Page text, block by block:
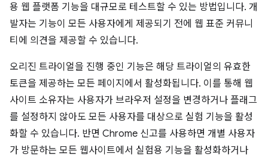
용 웹 플랫폼 기능을 대규모로 테스트할 수 있는 방법입니다. 개
발자는 기능이 모든 사용자에게 제공되기 전에 웹 표준 커뮤니
티에 의견을 제공할 수 있습니다.
오리진 트라이얼을 진행 중인 기능은 해당 트라이얼의 유효한
토큰을 제공하는 모든 페이지에서 활성화됩니다. 이를 통해 웹
사이트 소유자는 사용자가 브라우저 설정을 변경하거나 플래그
를 설정하지 않아도 모든 사용자를 대상으로 실험 기능을 활성
화할 수 있습니다. 반면 Chrome 신고를 사용하면 개별 사용자
가 방문하는 모든 웹사이트에서 실험용 기능을 활성화하거나